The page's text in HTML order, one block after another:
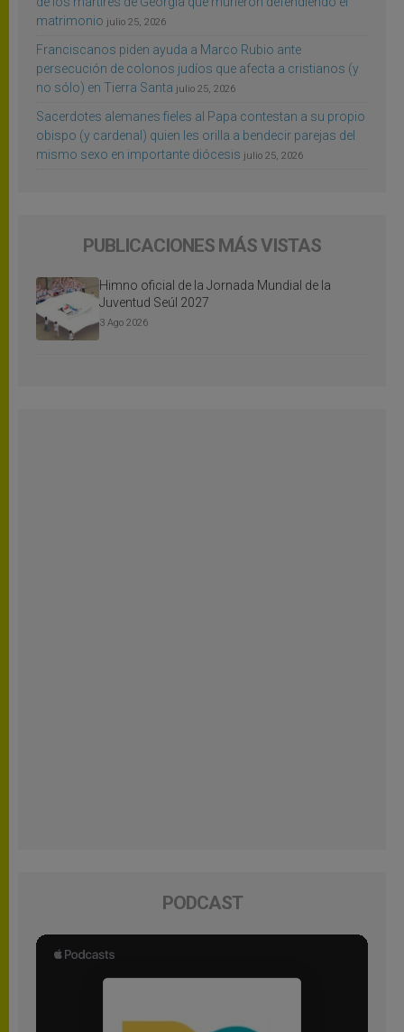
matrimonio julio 25, 2026
Franciscanos piden ayuda a Marco Rubio ante
persecución de colonos judíos que afecta a cristianos (y
no sólo) en Tierra Santa julio 25, 2026
Sacerdotes alemanes fieles al Papa contestan a su propio
obispo (y cardenal) quien les orilla a bendecir parejas del
mismo sexo en importante diócesis julio 25, 2026
PUBLICACIONES MÁS VISTAS
Himno oficial de la Jornada Mundial de la
Juventud Seúl 2027
3 Ago 2026
PODCAST